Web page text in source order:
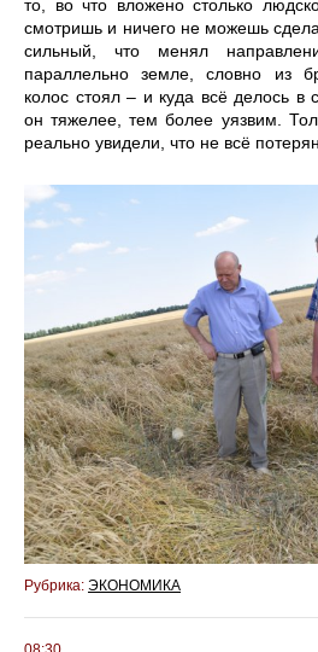
то, во что вложено столько
смотришь и ничего не можешь
сильный, что менял
параллельно земле, словно из
колос стоял – и куда всё делось в
он тяжелее, тем более уязвим.
реально увидели, что не всё
Рубрика: ЭКОНОМИКА